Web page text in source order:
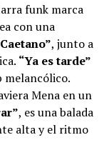
funk marca
con una
, junto a
“Ya es tarde”
melancólico.
Mena en un
, es una balada
alta y el ritmo